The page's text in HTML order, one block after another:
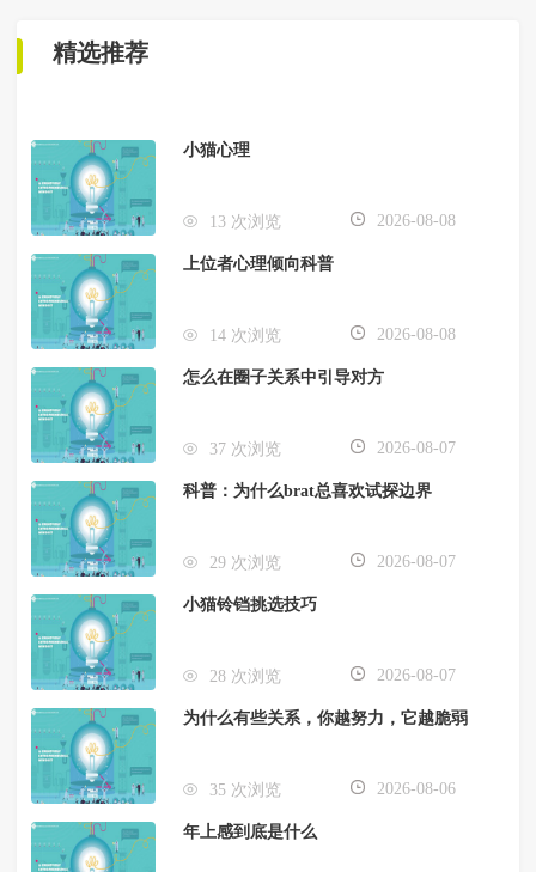
精选推荐
小猫心理
13 次浏览 2026-08-08
上位者心理倾向科普
14 次浏览 2026-08-08
怎么在圈子关系中引导对方
37 次浏览 2026-08-07
科普：为什么brat总喜欢试探边界
29 次浏览 2026-08-07
小猫铃铛挑选技巧
28 次浏览 2026-08-07
为什么有些关系，你越努力，它越脆弱
35 次浏览 2026-08-06
年上感到底是什么